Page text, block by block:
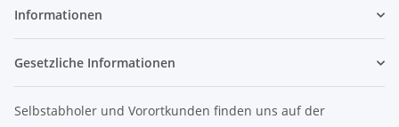
Informationen
Gesetzliche Informationen
Selbstabholer und Vorortkunden finden uns auf der